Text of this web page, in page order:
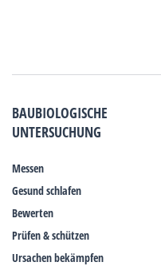
BAUBIOLOGISCHE
UNTERSUCHUNG
Messen
Gesund schlafen
Bewerten
Prüfen & schützen
Ursachen bekämpfen